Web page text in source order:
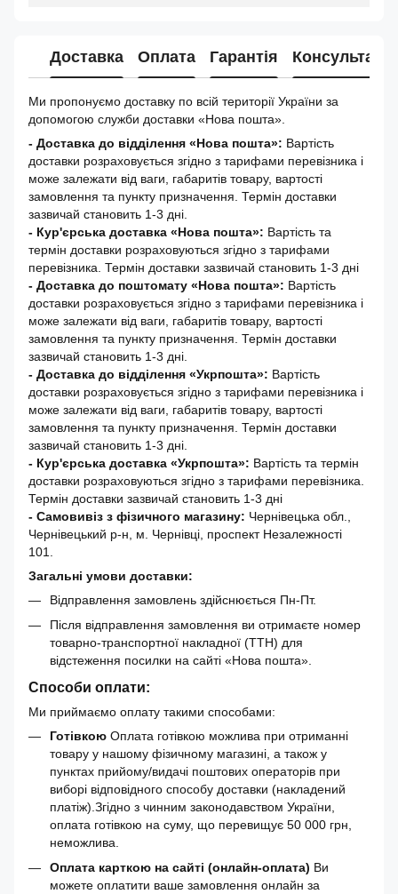
Доставка Оплата Гарантія Консультація
Ми пропонуємо доставку по всій території України за
допомогою служби доставки «Нова пошта».
- Доставка до відділення «Нова пошта»: Вартість
доставки розраховується згідно з тарифами перевізника і
може залежати від ваги, габаритів товару, вартості
замовлення та пункту призначення. Термін доставки
зазвичай становить 1-3 дні.
- Кур'єрська доставка «Нова пошта»: Вартість та
термін доставки розраховуються згідно з тарифами
перевізника. Термін доставки зазвичай становить 1-3 дні
- Доставка до поштомату «Нова пошта»: Вартість
доставки розраховується згідно з тарифами перевізника і
може залежати від ваги, габаритів товару, вартості
замовлення та пункту призначення. Термін доставки
зазвичай становить 1-3 дні.
- Доставка до відділення «Укрпошта»: Вартість
доставки розраховується згідно з тарифами перевізника і
може залежати від ваги, габаритів товару, вартості
замовлення та пункту призначення. Термін доставки
зазвичай становить 1-3 дні.
- Кур'єрська доставка «Укрпошта»: Вартість та термін
доставки розраховуються згідно з тарифами перевізника.
Термін доставки зазвичай становить 1-3 дні
- Самовивіз з фізичного магазину: Чернівецька обл.,
Чернівецький р-н, м. Чернівці, проспект Незалежності
101.
Загальні умови доставки:
Відправлення замовлень здійснюється Пн-Пт.
Після відправлення замовлення ви отримаєте номер
товарно-транспортної накладної (ТТН) для
відстеження посилки на сайті «Нова пошта».
Способи оплати:
Ми приймаємо оплату такими способами:
Готівкою Оплата готівкою можлива при отриманні
товару у нашому фізичному магазині, а також у
пунктах прийому/видачі поштових операторів при
виборі відповідного способу доставки (накладений
платіж).Згідно з чинним законодавством України,
оплата готівкою на суму, що перевищує 50 000 грн,
неможлива.
Оплата карткою на сайті (онлайн-оплата) Ви
можете оплатити ваше замовлення онлайн за